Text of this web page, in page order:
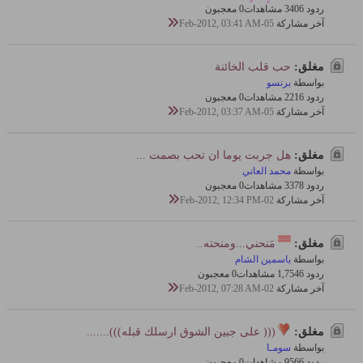
ردود 6
340 مشاهدات
0 معجبون
آخر مشاركة 05-Feb-2012, 03:41 AM
مغلق: حب قلب الخائنة
بواسطة برنسو
ردود 6
221 مشاهدات
0 معجبون
آخر مشاركة 05-Feb-2012, 03:37 AM
مغلق: هل جربت يوما ان تحب بصمت ...
بواسطة محمد العاني
ردود 8
337 مشاهدات
0 معجبون
آخر مشاركة 02-Feb-2012, 12:34 PM
مغلق: مَنحني...ومنحته..
بواسطة ياسمين الشام
ردود 6
1,754 مشاهدات
0 معجبون
آخر مشاركة 02-Feb-2012, 07:28 AM
مغلق: ((( على جبين الشوق ارسلك قبله))).......
بواسطة سومـا